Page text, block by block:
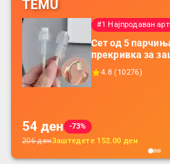
TEMU
#1 Најпродаван
Сет од 5
прекривка за
додатоци за
батерија, за
4.8 ( 10276)
54 ден
-73%
206денЗаштедете 152.00 ден